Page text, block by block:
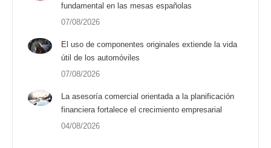
fundamental en las mesas españolas
07/08/2026
El uso de componentes originales extiende la vida
útil de los automóviles
07/08/2026
La asesoría comercial orientada a la planificación
financiera fortalece el crecimiento empresarial
04/08/2026